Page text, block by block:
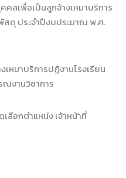
ลเพื่อเป็นลูกจ้างเหมาบริการ
สดุ ประจำปีงบประมาณ พ.ศ.
เหมาบริการปฏิงานโรงเรียน
ณงานวิชาการ
ลือกตำแหน่ง เจ้าหน้าที่